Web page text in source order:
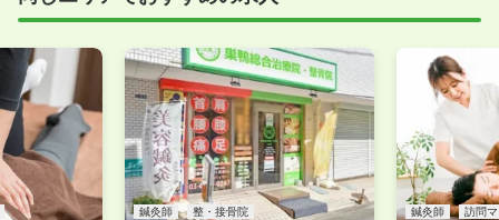
付けください！
鍼灸師 整・接骨院 鍼灸師 訪問